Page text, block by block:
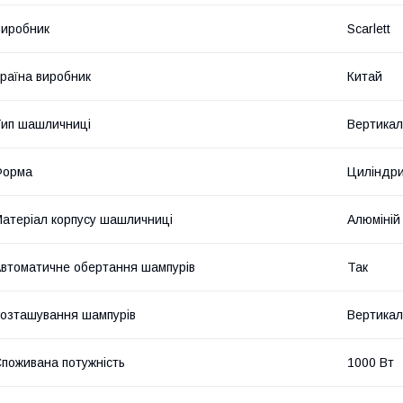
Scarlett
виробник Китай
шашличниці
корпусу шашличниці Алюміній
обертання шампурів Так
шампурів
потужність 1000 Вт